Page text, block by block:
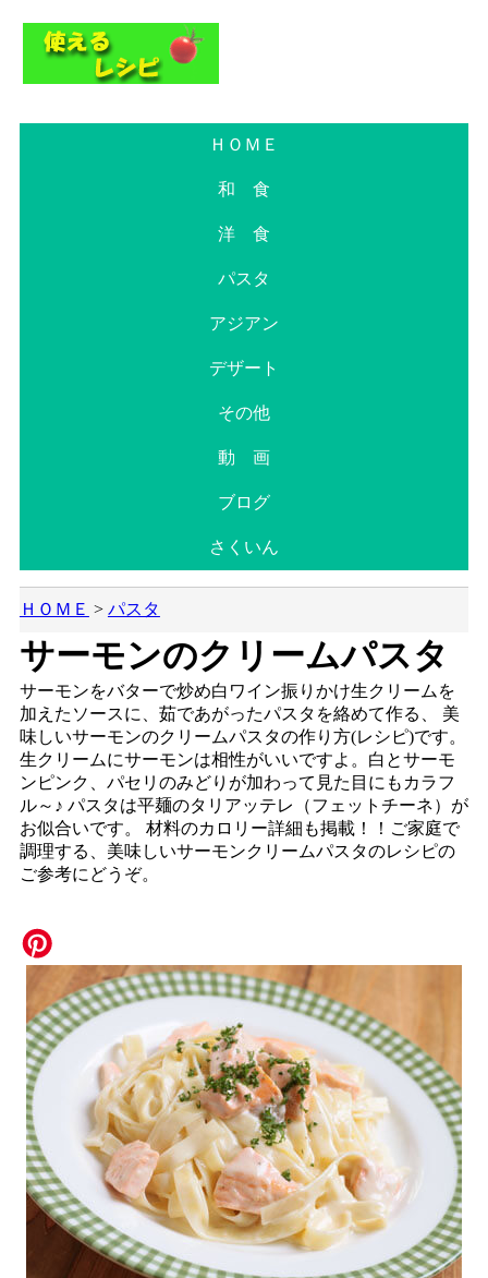
ＨＯＭＥ
和 食
洋 食
パスタ
アジアン
デザート
その他
動 画
ブログ
さくいん
ＨＯＭＥ > パスタ
サーモンのクリームパスタ
サーモンをバターで炒め白ワイン振りかけ生クリームを
加えたソースに、茹であがったパスタを絡めて作る、 美
味しいサーモンのクリームパスタの作り方(レシピ)です。
生クリームにサーモンは相性がいいですよ。白とサーモ
ンピンク、パセリのみどりが加わって見た目にもカラフ
ル～♪ パスタは平麺のタリアッテレ（フェットチーネ）が
お似合いです。 材料のカロリー詳細も掲載！！ご家庭で
調理する、美味しいサーモンクリームパスタのレシピの
ご参考にどうぞ。